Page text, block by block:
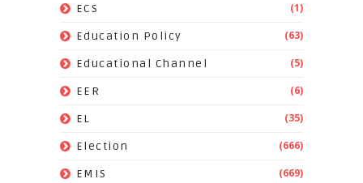
ECS (1)
Education Policy (63)
Educational Channel (5)
EER (6)
EL (35)
Election (666)
EMIS (669)